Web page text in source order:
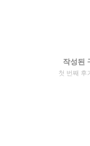
작성된
첫 번째 후